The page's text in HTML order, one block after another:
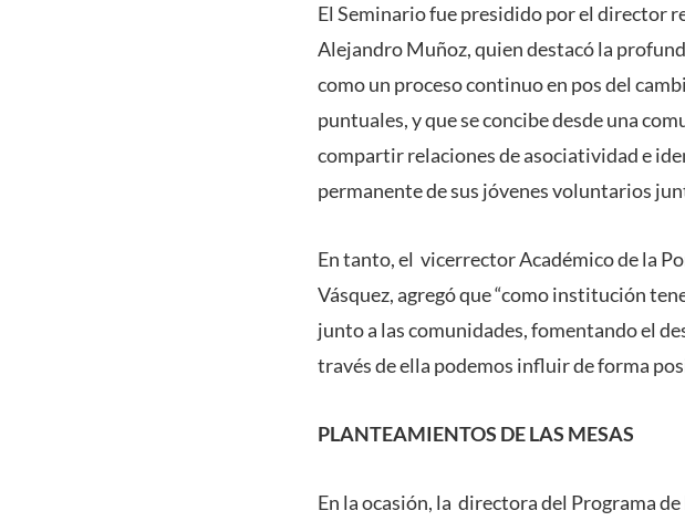
El Seminario fue presidido por el director
Alejandro Muñoz, quien destacó la
como un proceso continuo en pos del
puntuales, y que se concibe desde una
compartir relaciones de asociatividad e
permanente de sus jóvenes voluntarios
En tanto, el vicerrector Académico de la
Vásquez, agregó que “como institución
junto a las comunidades, fomentando el
través de ella podemos influir de forma
PLANTEAMIENTOS DE LAS MESAS
En la ocasión, la directora del Programa